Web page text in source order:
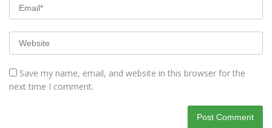
Save my name, email, and website in this browser for the
next time I comment.